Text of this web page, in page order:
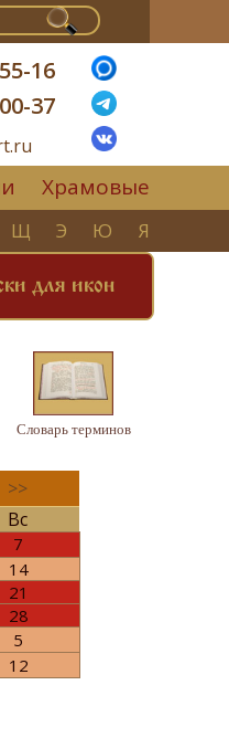
16
37
Храмовые
Щ Э Ю Я
для икон
Словарь терминов
>>
Вс
7
14
21
28
5
12